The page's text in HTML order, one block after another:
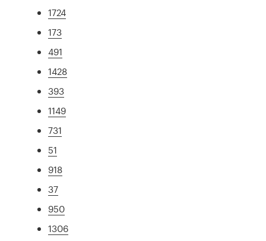
1724
173
491
1428
393
1149
731
51
918
37
950
1306